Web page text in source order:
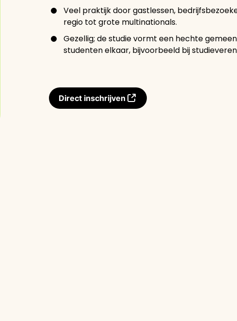
Veel praktijk door gastlessen,
regio tot grote multinationals.
Gezellig; de studie vormt een hechte
studenten elkaar, bijvoorbeeld bij
Direct inschrijven